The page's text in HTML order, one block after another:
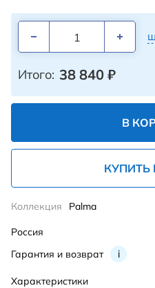
Итого: 38 840 ₽
В
КУПИТЬ
Гарантия и возврат i
Коллекция Palma
Россия
Характеристики